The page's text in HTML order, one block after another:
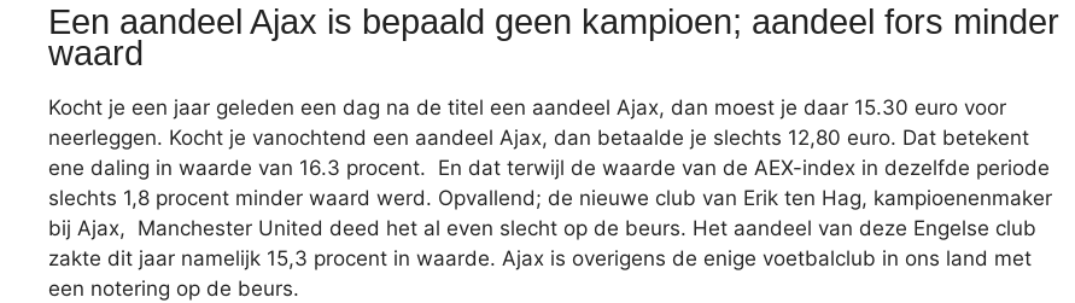
Een aandeel Ajax is bepaald geen kampioen; aandeel fors minder
waard
Kocht je een jaar geleden een dag na de titel een aandeel Ajax, dan moest je daar 15.30 euro voor
neerleggen. Kocht je vanochtend een aandeel Ajax, dan betaalde je slechts 12,80 euro. Dat betekent
ene daling in waarde van 16.3 procent. En dat terwijl de waarde van de AEX-index in dezelfde periode
slechts 1,8 procent minder waard werd. Opvallend; de nieuwe club van Erik ten Hag, kampioenenmaker
bij Ajax, Manchester United deed het al even slecht op de beurs. Het aandeel van deze Engelse club
zakte dit jaar namelijk 15,3 procent in waarde. Ajax is overigens de enige voetbalclub in ons land met
een notering op de beurs.